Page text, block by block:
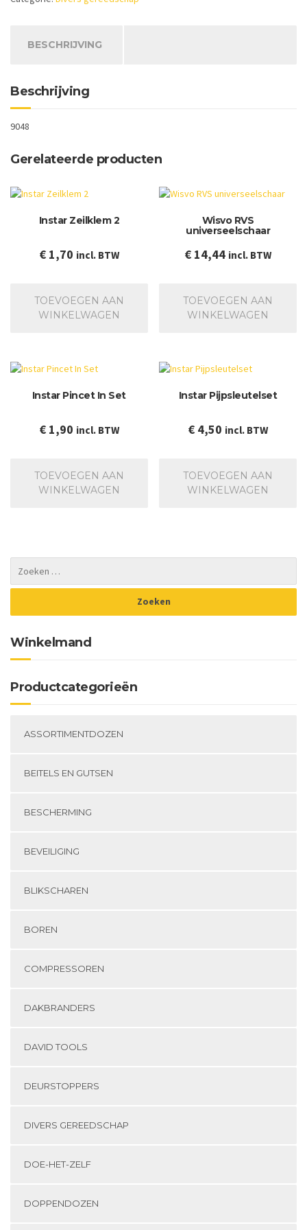
BESCHRIJVING
Beschrijving
9048
Gerelateerde producten
Instar Zeilklem 2
€1,70 incl. BTW
TOEVOEGEN AAN
WINKELWAGEN
Wisvo RVS
universeelschaar
€ 14,44 incl. BTW
TOEVOEGEN AAN
WINKELWAGEN
Instar Pincet In Set
€1,90 incl. BTW
TOEVOEGEN AAN
WINKELWAGEN
Instar Pijpsleutelset
€ 4,50 incl. BTW
TOEVOEGEN AAN
WINKELWAGEN
Winkelmand
Productcategorieën
ASSORTIMENTDOZEN
BEITELS EN GUTSEN
BESCHERMING
BEVEILIGING
BLIKSCHAREN
BOREN
COMPRESSOREN
DAKBRANDERS
DAVID TOOLS
DEURSTOPPERS
DIVERS GEREEDSCHAP
DOE-HET-ZELF
DOPPENDOZEN